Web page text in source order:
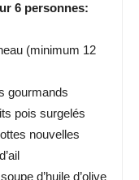
6 personnes:
(minimum 12
gourmands
pois surgelés
nouvelles
d’huile d’olive